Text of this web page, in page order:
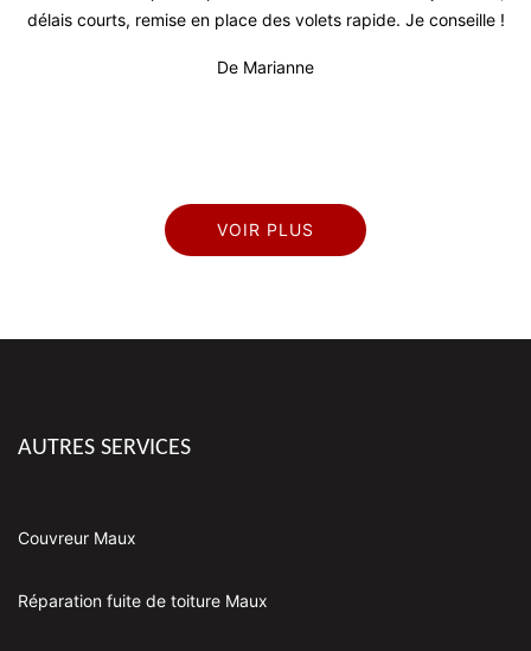
!
fiable (surtout au vu de la conjoncture actuelle) et
propre.
VOIR PLUS
AUTRES SERVICES
Couvreur Maux
Réparation fuite de toiture Maux